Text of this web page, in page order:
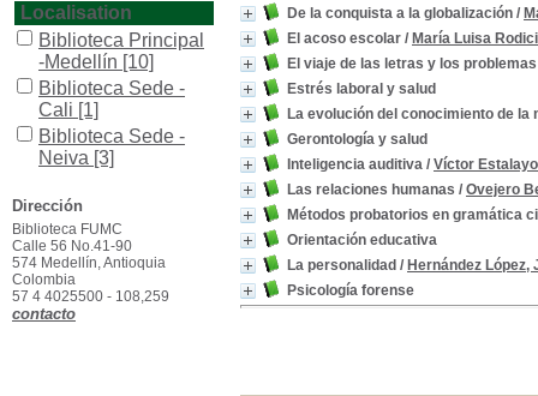
De la conquista a la globalización /
El acoso escolar / María Luisa
El viaje de las letras y los
Estrés laboral y salud
La evolución del conocimiento de la
Gerontología y salud
Inteligencia auditiva / Víctor Estalayo
Las relaciones humanas / Ovejero
Métodos probatorios en gramática
Orientación educativa
La personalidad / Hernández López,
Psicología forense
Localisation
Biblioteca Principal
-Medellín [10]
Biblioteca Sede -
Cali [1]
Biblioteca Sede -
Neiva [3]
Popayán
Section
Colección General
[13]
Type de document
Dirección
Biblioteca FUMC
Calle 56 No.41-90
574 Medellín, Antioquia
Colombia
57 4 4025500 - 108,259
contacto